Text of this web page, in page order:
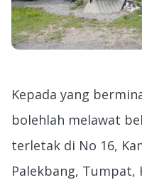
Kepada yang
bolehlah melawat
terletak di No 16,
Palekbang, Tumpat,